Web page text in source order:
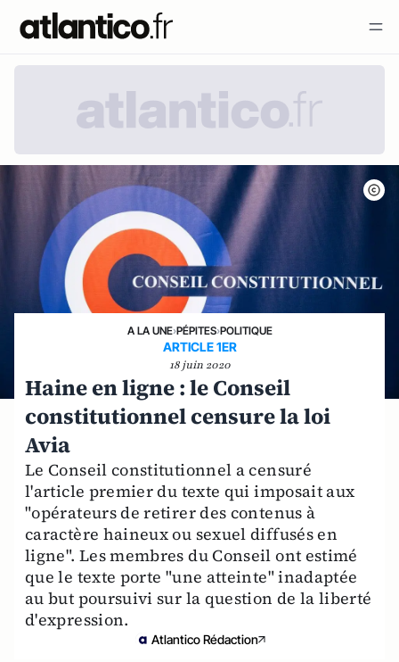
A LA UNE›PÉPITES›POLITIQUE
ARTICLE 1ER
18 juin 2020
Haine en ligne : le Conseil
constitutionnel censure la loi
Avia
Le Conseil constitutionnel a censuré
l'article premier du texte qui imposait aux
"opérateurs de retirer des contenus à
caractère haineux ou sexuel diffusés en
ligne". Les membres du Conseil ont estimé
que le texte porte "une atteinte" inadaptée
au but poursuivi sur la question de la liberté
d'expression.
Atlantico Rédaction